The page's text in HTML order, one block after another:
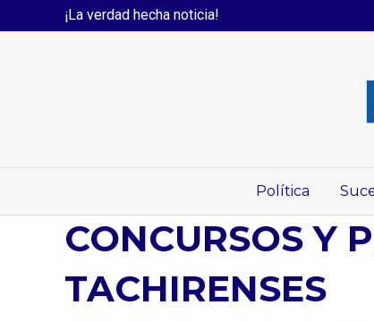
¡La verdad hecha noticia!
Política
CONCURSOS Y
TACHIRENSES